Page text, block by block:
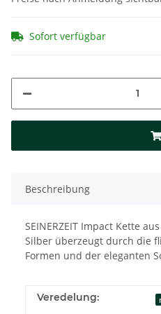
Sofort verfügbar
Beschreibung
SEINERZEIT Impact Kette
Silber überzeugt durch die
Formen und der eleganten
Veredelung: